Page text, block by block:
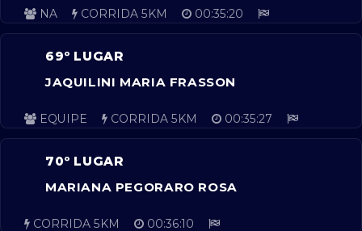
NA CORRIDA 5KM 00:35:20
69º LUGAR
JAQUILINI MARIA FRASSON
EQUIPE CORRIDA 5KM 00:35:27
70º LUGAR
MARIANA PEGORARO ROSA
CORRIDA 5KM 00:36:10